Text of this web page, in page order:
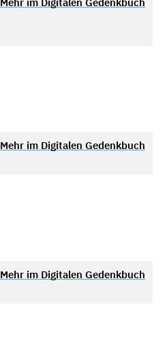
Mehr im Digitalen Gedenkbuch
Mehr im Digitalen Gedenkbuch